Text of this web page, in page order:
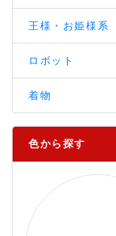
王様・お姫様系
ロボット
着物
色から探す